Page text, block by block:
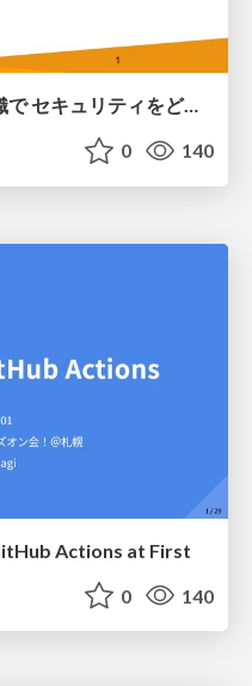
ボトムアップ文化が強い組織で セキュリティをどう根付かせていくかの現在進行形の話 / Making Security Stick in a Bottom-Up Organization
0 140
Actions at First
0 140